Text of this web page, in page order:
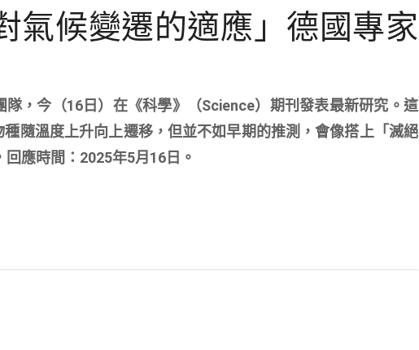
氣候變遷的適應」德國專家
，今（16日）在《科學》（Science）期刊發表最新研究。這
隨溫度上升向上遷移，但並不如早期的推測，會像搭上「滅絕
應時間：2025年5月16日。